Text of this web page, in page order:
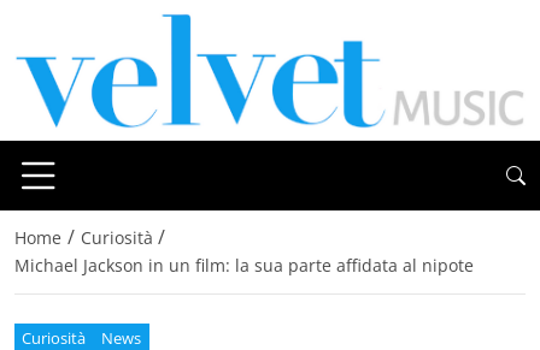
Home / Curiosità /
Michael Jackson in un film: la sua parte affidata al nipote
Curiosità News